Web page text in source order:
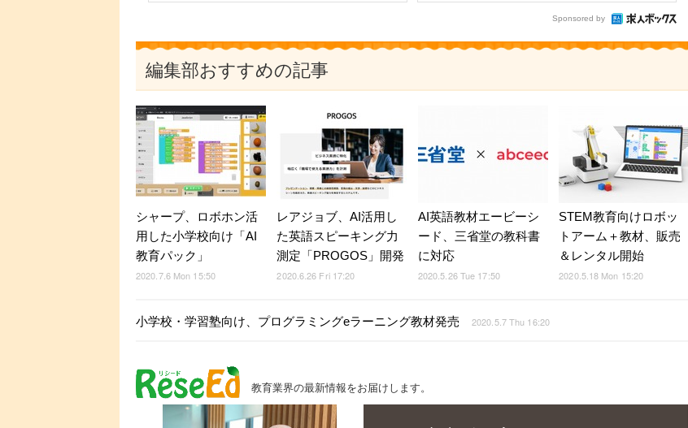
Sponsored by
編集部おすすめの記事
シャープ、ロボホン活
用した小学校向け「AI
教育パック」
2020.7.6 Mon 15:50
レアジョブ、AI活用し
た英語スピーキング力
測定「PROGOS」開発
2020.6.26 Fri 17:20
AI英語教材エービーシ
ード、三省堂の教科書
に対応
2020.5.26 Tue 17:50
STEM教育向けロボッ
トアーム＋教材、販売
＆レンタル開始
2020.5.18 Mon 15:20
小学校・学習塾向け、プログラミングeラーニング教材発売 2020.5.7 Thu 16:20
教育業界の最新情報をお届けします。